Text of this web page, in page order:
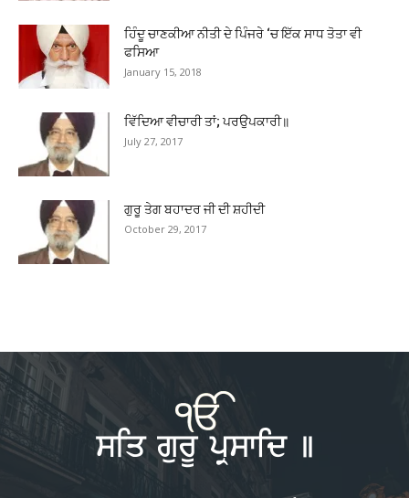
ਹਿੰਦੂ ਚਾਣਕੀਆ ਨੀਤੀ ਦੇ ਪਿੰਜਰੇ ‘ਚ ਇੱਕ ਸਾਧ ਤੋਤਾ ਵੀ
ਫਸਿਆ
January 15, 2018
ਵਿੱਦਿਆ ਵੀਚਾਰੀ ਤਾਂ; ਪਰਉਪਕਾਰੀ॥
July 27, 2017
ਗੁਰੂ ਤੇਗ ਬਹਾਦਰ ਜੀ ਦੀ ਸ਼ਹੀਦੀ
October 29, 2017